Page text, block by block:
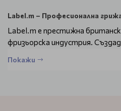
Label.m – Професионална
Label.m е престижна
фризьорска индустрия.
Покажи